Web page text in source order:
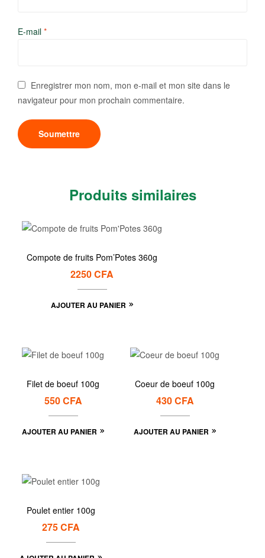
E-mail *
Enregistrer mon nom, mon e-mail et mon site dans le
navigateur pour mon prochain commentaire.
Produits similaires
Compote de fruits Pom’Potes 360g
2250CFA
AJOUTER AU PANIER
Filet de boeuf 100g
550CFA
AJOUTER AU PANIER
Coeur de boeuf 100g
430CFA
AJOUTER AU PANIER
Poulet entier 100g
275CFA